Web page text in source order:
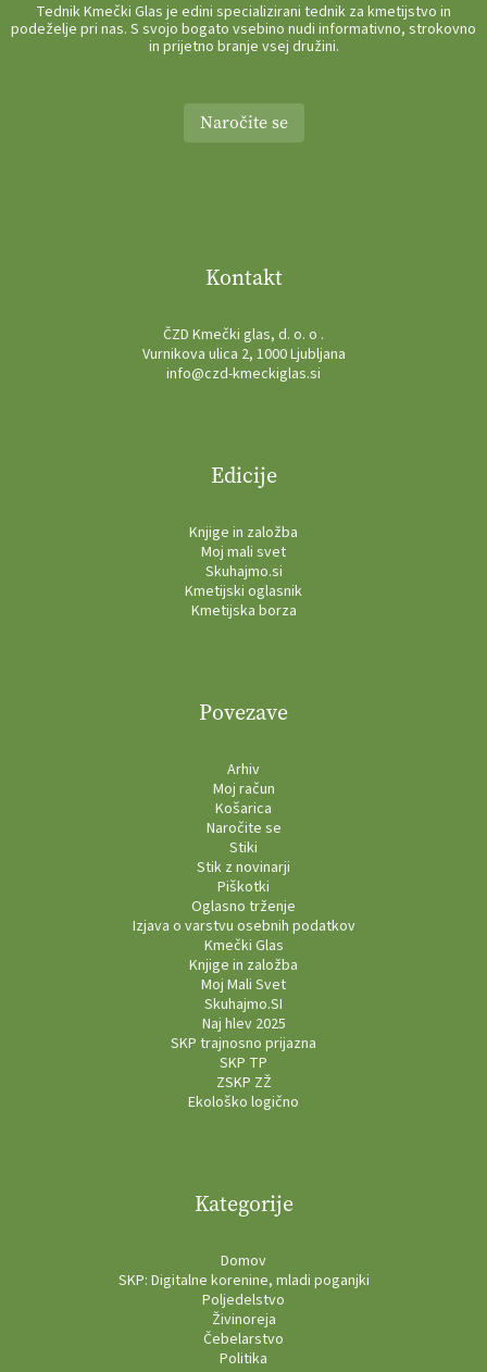
Tednik Kmečki Glas je edini specializirani tednik za kmetijstvo in
podeželje pri nas. S svojo bogato vsebino nudi informativno, strokovno
in prijetno branje vsej družini.
Naročite se
Kontakt
ČZD Kmečki glas, d. o. o .
Vurnikova ulica 2, 1000 Ljubljana
info@czd-kmeckiglas.si
Edicije
Knjige in založba
Moj mali svet
Skuhajmo.si
Kmetijski oglasnik
Kmetijska borza
Povezave
Arhiv
Moj račun
Košarica
Naročite se
Stiki
Stik z novinarji
Piškotki
Oglasno trženje
Izjava o varstvu osebnih podatkov
Kmečki Glas
Knjige in založba
Moj Mali Svet
Skuhajmo.SI
Naj hlev 2025
SKP trajnosno prijazna
SKP TP
ZSKP ZŽ
Ekološko logično
Kategorije
Domov
SKP: Digitalne korenine, mladi poganjki
Poljedelstvo
Živinoreja
Čebelarstvo
Politika